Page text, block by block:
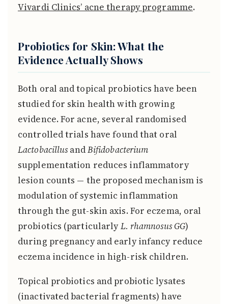
Vivardi Clinics’ acne therapy programme.
Probiotics for Skin: What the
Evidence Actually Shows
Both oral and topical probiotics have been
studied for skin health with growing
evidence. For acne, several randomised
controlled trials have found that oral
LactobacillusandBifidobacterium
supplementation reduces inflammatory
lesion counts — the proposed mechanism is
modulation of systemic inflammation
through the gut-skin axis. For eczema, oral
probiotics (particularlyL. rhamnosus GG)
during pregnancy and early infancy reduce
eczema incidence in high-risk children.
Topical probiotics and probiotic lysates
(inactivated bacterial fragments) have